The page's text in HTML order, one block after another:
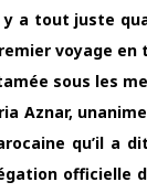
y a tout juste
voyage
sous les
Aznar,
qu’il a
officielle